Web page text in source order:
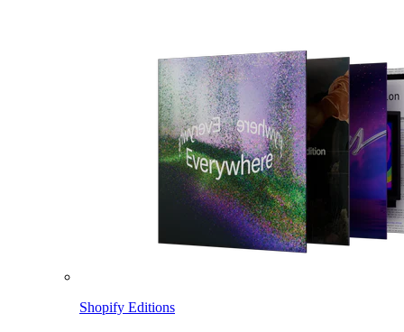
Shopify Editions